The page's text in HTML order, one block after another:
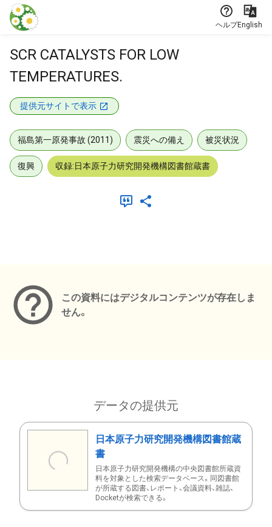
本文に飛ぶ
ヘルプEnglish
SCR CATALYSTS FOR LOW
TEMPERATURES.
提供元サイトで表示
福島第一原発事故 (2011) 震災への備え 被災状況
復興 収録:日本原子力研究開発機構図書館蔵書
この資料にはデジタルコンテンツが存在しま
せん。
データの提供元
日本原子力研究開発機構図書館蔵
書
日本原子力研究開発機構の中央図書館所蔵資
料を対象とした検索データベース。同図書館
が所蔵する図書、レポート、会議資料、雑誌、
Docketが検索できる。